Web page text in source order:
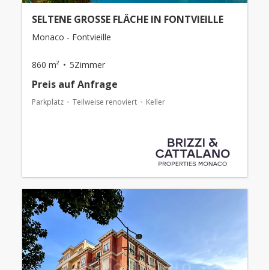
SELTENE GROSSE FLÄCHE IN FONTVIEILLE
Monaco - Fontvieille
860 m² 5Zimmer
Preis auf Anfrage
Parkplatz Teilweise renoviert Keller